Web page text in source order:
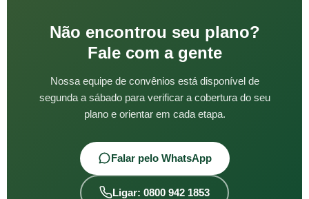
Não encontrou seu plano?
Fale com a gente
Nossa equipe de convênios está disponível de
segunda a sábado para verificar a cobertura do seu
plano e orientar em cada etapa.
Falar pelo WhatsApp
Ligar: 0800 942 1853